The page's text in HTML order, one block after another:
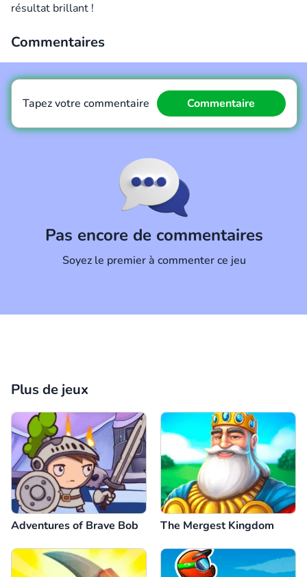
résultat brillant !
Commentaires
Pas encore de commentaires
Soyez le premier à commenter ce jeu
Tapez votre commentaire Commentaire
Plus de jeux
Adventures of Brave Bob The Mergest Kingdom